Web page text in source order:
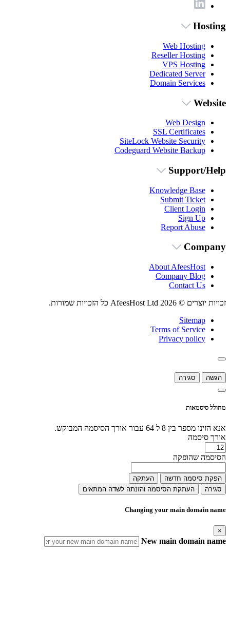
Hosting
Web Hosting
Reseller Hosting
VPS Hosting
Dedicated Server
Domain Services
Website
Web Design
SSL Certificates
SiteLock Website Security
Codeguard Website Backup
Support/Help
Knowledge Base
Submit Ticket
Client Login
Sign Up
Report Abuse
Company
About AfeesHost
Company Blog
Contact Us
זכויות יוצרים © 2026 AfeesHost Ltd כל הזכויות שמורות.
Sitemap
Terms of Service
Privacy policy
הגשה סגירה
מחולל סיסמאות
אנא הזינו מספר בין 8 ל 64 עבור אורך הסיסמה המבוקש.
אורך סיסמה
הסיסמה שהופקה
הפקת סיסמה חדשה
העתקה
סגירה
העתקת הסיסמה והזנתה לשדה המתאים
Changing your main domain name
×
New main domain name